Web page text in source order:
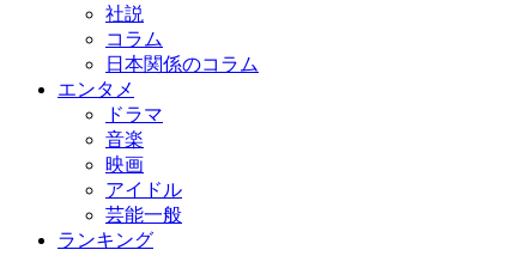
社説
コラム
日本関係のコラム
エンタメ
ドラマ
音楽
映画
アイドル
芸能一般
ランキング